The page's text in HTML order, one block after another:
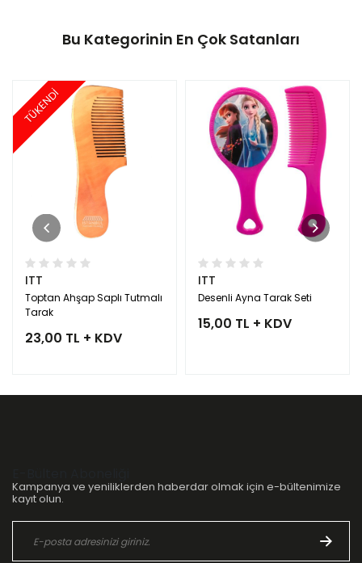
Bu Kategorinin En Çok Satanları
TÜKENDİ
ITT
Toptan Ahşap Saplı Tutmalı
Tarak
23,00 TL + KDV
ITT
Desenli Ayna Tarak Seti
15,00 TL + KDV
Kampanya ve yeniliklerden haberdar olmak için e-bültenimize
kayıt olun.